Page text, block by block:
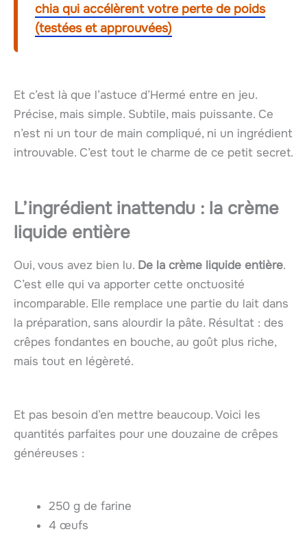
chia qui accélèrent votre perte de poids
(testées et approuvées)
Et c’est là que l’astuce d’Hermé entre en jeu.
Précise, mais simple. Subtile, mais puissante. Ce
n’est ni un tour de main compliqué, ni un ingrédient
introuvable. C’est tout le charme de ce petit secret.
L’ingrédient inattendu : la crème
liquide entière
Oui, vous avez bien lu. De la crème liquide entière.
C’est elle qui va apporter cette onctuosité
incomparable. Elle remplace une partie du lait dans
la préparation, sans alourdir la pâte. Résultat : des
crêpes fondantes en bouche, au goût plus riche,
mais tout en légèreté.
Et pas besoin d’en mettre beaucoup. Voici les
quantités parfaites pour une douzaine de crêpes
généreuses :
250 g de farine
4 œufs